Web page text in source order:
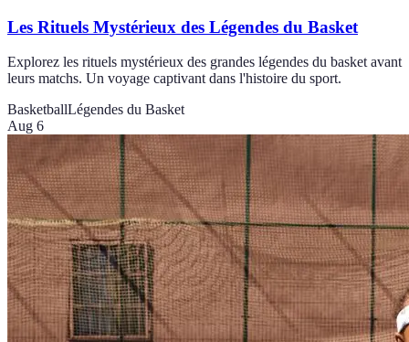
Les Rituels Mystérieux des Légendes du Basket
Explorez les rituels mystérieux des grandes légendes du basket avant
leurs matchs. Un voyage captivant dans l'histoire du sport.
BasketballLégendes du Basket
Aug 6